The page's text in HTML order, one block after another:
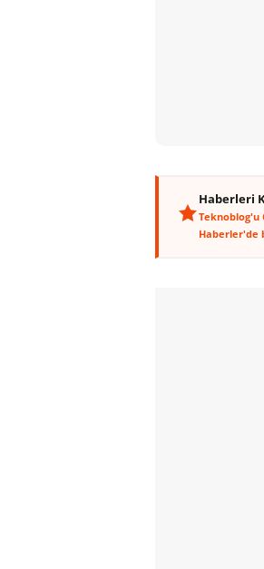
Haberleri
Teknoblog'u
Haberler'de